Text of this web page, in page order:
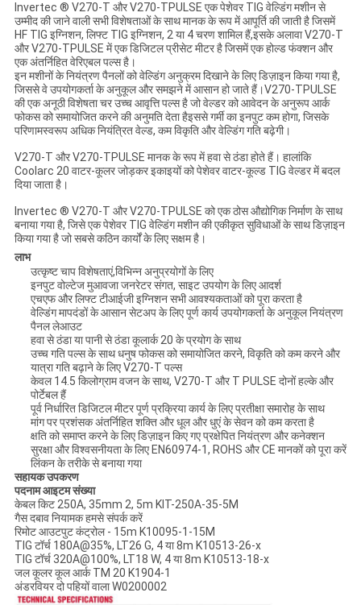
Invertec ® V270-T और V270-TPULSE एक पेशेवर TIG वेल्डिंग मशीन से
उम्मीद की जाने वाली सभी विशेषताओं के साथ मानक के रूप में आपूर्ति की जाती है जिसमें
HF TIG इग्निशन, लिफ्ट TIG इग्निशन, 2 या 4 चरण शामिल हैं,इसके अलावा V270-T
और V270-TPULSE में एक डिजिटल प्रीसेट मीटर है जिसमें एक होल्ड फंक्शन और
एक अंतर्निहित वेरिएबल पल्स है।
इन मशीनों के नियंत्रण पैनलों को वेल्डिंग अनुक्रम दिखाने के लिए डिज़ाइन किया गया है,
जिससे वे उपयोगकर्ता के अनुकूल और समझने में आसान हो जाते हैं।V270-TPULSE
की एक अनूठी विशेषता चर उच्च आवृत्ति पल्स है जो वेल्डर को आवेदन के अनुरूप आर्क
फोकस को समायोजित करने की अनुमति देता हैइससे गर्मी का इनपुट कम होगा, जिसके
परिणामस्वरूप अधिक नियंत्रित वेल्ड, कम विकृति और वेल्डिंग गति बढ़ेगी।
V270-T और V270-TPULSE मानक के रूप में हवा से ठंडा होते हैं। हालांकि
Coolarc 20 वाटर-कूलर जोड़कर इकाइयों को पेशेवर वाटर-कूल्ड TIG वेल्डर में बदल
दिया जाता है।
Invertec ® V270-T और V270-TPULSE को एक ठोस औद्योगिक निर्माण के साथ
बनाया गया है, जिसे एक पेशेवर TIG वेल्डिंग मशीन की एकीकृत सुविधाओं के साथ डिज़ाइन
किया गया है जो सबसे कठिन कार्यों के लिए सक्षम है।
लाभ
उत्कृष्ट चाप विशेषताएं,विभिन्न अनुप्रयोगों के लिए
इनपुट वोल्टेज मुआवजा जनरेटर संगत, साइट उपयोग के लिए आदर्श
एचएफ और लिफ्ट टीआईजी इग्निशन सभी आवश्यकताओं को पूरा करता है
वेल्डिंग मापदंडों के आसान सेटअप के लिए पूर्ण कार्य उपयोगकर्ता के अनुकूल नियंत्रण
पैनल लेआउट
हवा से ठंडा या पानी से ठंडा कूलार्क 20 के प्रयोग के साथ
उच्च गति पल्स के साथ धनुष फोकस को समायोजित करने, विकृति को कम करने और
यात्रा गति बढ़ाने के लिए V270-T पल्स
केवल 14.5 किलोग्राम वजन के साथ, V270-T और T PULSE दोनों हल्के और
पोर्टेबल हैं
पूर्व निर्धारित डिजिटल मीटर पूर्ण प्रक्रिया कार्य के लिए प्रतीक्षा समारोह के साथ
मांग पर प्रशंसक अंतर्निहित शक्ति और धूल और धुएं के सेवन को कम करता है
क्षति को समाप्त करने के लिए डिज़ाइन किए गए प्रक्षेपित नियंत्रण और कनेक्शन
सुरक्षा और विश्वसनीयता के लिए EN60974-1, ROHS और CE मानकों को पूरा करें
लिंकन के तरीके से बनाया गया
सहायक उपकरण
पदनामआइटम संख्या
केबल किट 250A, 35mm 2, 5m KIT-250A-35-5M
गैस दबाव नियामक हमसे संपर्क करें
रिमोट आउटपुट कंट्रोल - 15m K10095-1-15M
TIG टॉर्च 180A@35%, LT26 G, 4 या 8m K10513-26-x
TIG टॉर्च 320A@100%, LT18 W, 4 या 8m K10513-18-x
जल कूलर कूल आर्क TM 20 K1904-1
अंडरवियर दो पहियों वाला W0200002